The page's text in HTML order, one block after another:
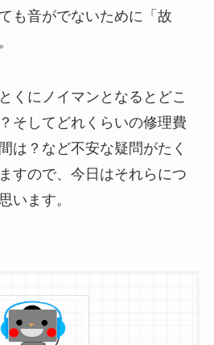
も音がでないために「故
くにノイマンとなるとどこ
そしてどれくらいの修理費
は？など不安な疑問がたく
すので、今日はそれらにつ
います。